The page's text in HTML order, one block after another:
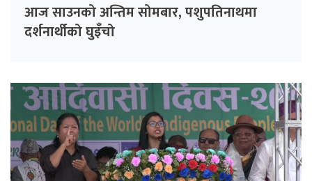
आज साउनको अन्तिम सोमबार, पशुपतिनाथमा
दर्शनार्थीको घुइँचो